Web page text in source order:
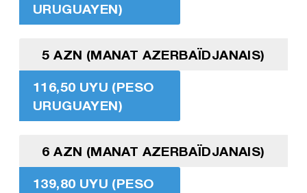
URUGUAYEN)
5 AZN (MANAT AZERBAÏDJANAIS)
116,50 UYU (PESO
URUGUAYEN)
6 AZN (MANAT AZERBAÏDJANAIS)
139,80 UYU (PESO